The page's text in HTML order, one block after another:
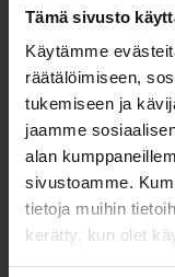
Tämä sivusto
Käytämme
räätälöimiseen,
tukemiseen ja
jaamme
alan
sivustoamme.
tietoja muihin
kerätty, kun olet